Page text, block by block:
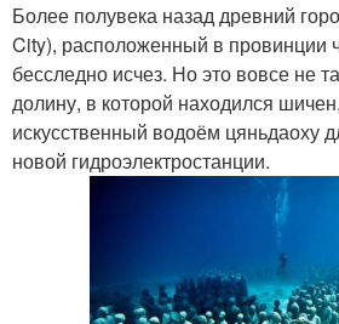
Более полувека назад древний
City), расположенный в провинции
бесследно исчез. Но это вовсе не
долину, в которой находился
искусственный водоём цяньдаоху
новой гидроэлектростанции.